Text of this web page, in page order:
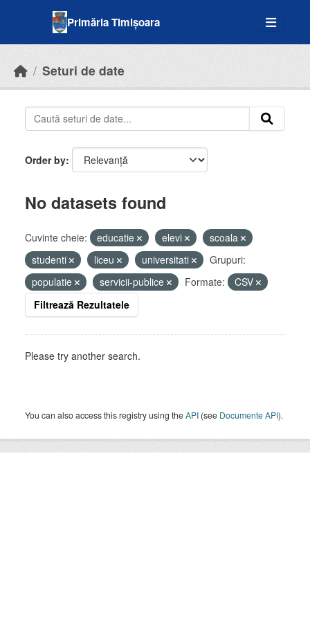
Primăria Timișoara
Seturi de date
Order by
No datasets found
Cuvinte cheie: educatie elevi
scoala
studenti
liceu universitati
Grupuri:
populatie
servicii-publice Formate:
CSV
Filtrează Rezultatele
Please try another search.
You can also access this registry using theAPI (see Documente API).